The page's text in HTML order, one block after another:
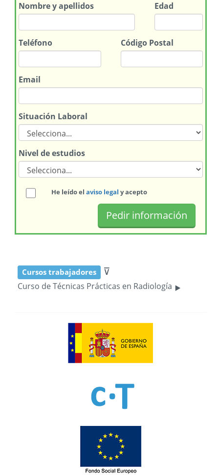
Nombrey apellidos Edad
Teléfono Código Postal
Email
Situación Laboral
Nivel de estudios
He leído el aviso legal y acepto
Cursos trabajadores ⊽
Curso de Técnicas Prácticas en Radiología ‣